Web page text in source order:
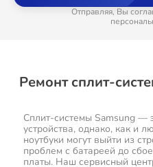
Отправляя, Вы
Ремонт сплит-
Сплит-системы Samsung —
устройства, однако, как и
ноутбуки могут выйти из
проблем с батареей до
платы. Наш сервисный